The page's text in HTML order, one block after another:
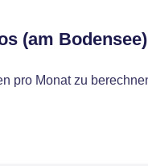
(am
pro Monat zu